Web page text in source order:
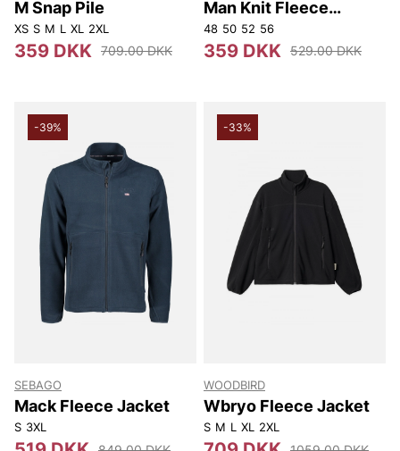
M Snap Pile
XS S M L XL 2XL
359 DKK 709.00 DKK
Man Knit Fleece
Jacket.
48 50 52 56
359 DKK 529.00 DKK
-39%
SEBAGO
Mack Fleece Jacket
S 3XL
-33%
WOODBIRD
Wbryo Fleece Jacket
S M L XL 2XL